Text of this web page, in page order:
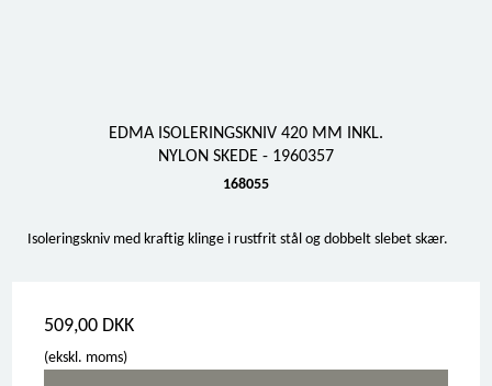
EDMA ISOLERINGSKNIV 420 MM INKL.
NYLON SKEDE - 1960357
168055
Isoleringskniv med kraftig klinge i rustfrit stål og dobbelt slebet skær.
509,00 DKK
(ekskl. moms)